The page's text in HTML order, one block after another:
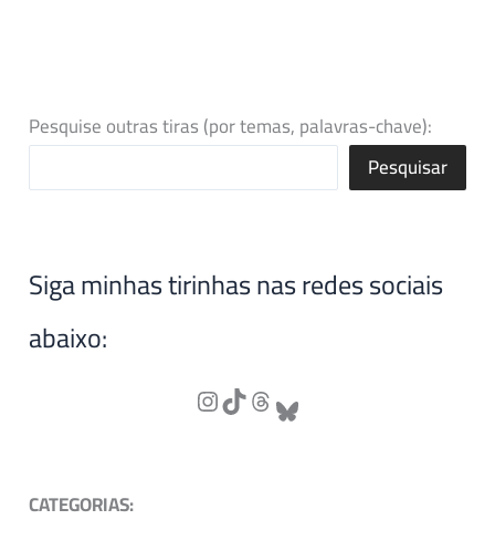
Pesquise outras tiras (por temas, palavras-chave):
Pesquisar
Siga minhas tirinhas nas redes sociais
abaixo:
CATEGORIAS: